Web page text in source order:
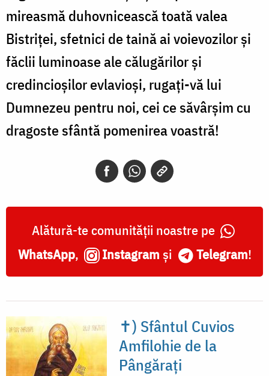
mireasmă duhovnicească toată valea
Bistriţei, sfetnici de taină ai voievozilor şi
făclii luminoase ale călugărilor şi
credincioşilor evlavioşi, rugaţi-vă lui
Dumnezeu pentru noi, cei ce săvârşim cu
dragoste sfântă pomenirea voastră!
Alătură-te comunității noastre pe
WhatsApp, Instagram și Telegram!
✝) Sfântul Cuvios
Amfilohie de la
Pângărați